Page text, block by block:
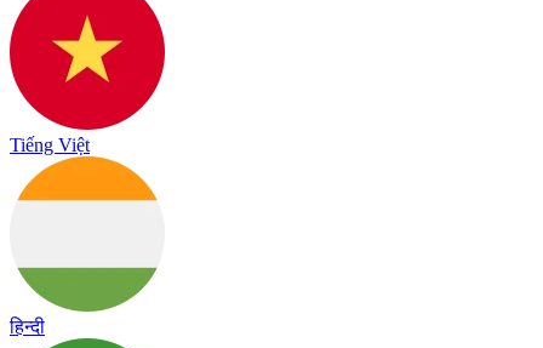
Tiếng Việt
हिन्दी